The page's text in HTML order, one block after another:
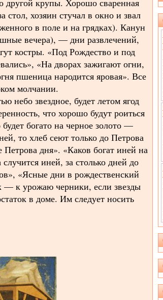
стол, хозяин стучал в окно и звал
в поле и на грядках). Канун
вечера), — дни развлечений,
костры. «Под Рождество и под
«На дворах зажигают огни,
пшеница народится яровая». Все
молчании.
небо звездное, будет летом ягод
что хорошо будут роиться
богато на черное золото —
то хлеб сеют только до Петрова
дня». «Каков богат иней на
иней, за столько дней до
«Ясные дни в рождественский
— к урожаю черники, если звезды
в доме. Им следует носить